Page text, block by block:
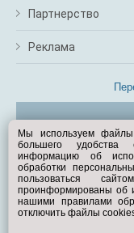
Партнерство
Реклама
Мы используем
большего удобства
информацию об
обработки
пользоваться
проинформированы об
нашими правилами
отключить файлы